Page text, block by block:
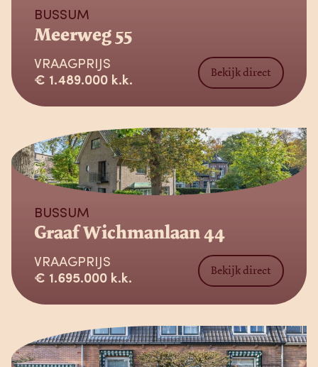
BUSSUM
Meerweg 55
VRAAGPRIJS
€ 1.489.000 k.k.
Bekijk direct
Verkocht
BUSSUM
Graaf Wichmanlaan 44
VRAAGPRIJS
€ 1.695.000 k.k.
Bekijk direct
Verkocht